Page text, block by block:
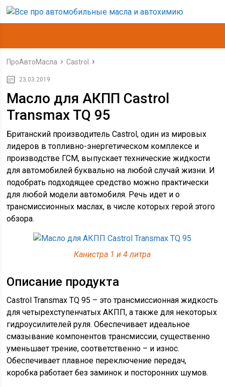
ПроАвтоМасла Castrol
23.03.2019
Масло для АКПП Castrol
Transmax TQ 95
Британский производитель Castrol, один из мировых
лидеров в топливно-энергетическом комплексе и
производстве ГСМ, выпускает технические жидкости
для автомобилей буквально на любой случай жизни. И
подобрать подходящее средство можно практически
для любой модели автомобиля. Речь идет и о
трансмиссионных маслах, в числе которых герой этого
обзора.
Канистра 1 и 4 литра
Описание продукта
Castrol Transmax TQ 95 – это трансмиссионная жидкость
для четырехступенчатых АКПП, а также для некоторых
гидроусилителей руля. Обеспечивает идеальное
смазывание компонентов трансмиссии, существенно
уменьшает трение, соответственно – и износ.
Обеспечивает плавное переключение передач,
коробка работает без заминок и посторонних шумов.